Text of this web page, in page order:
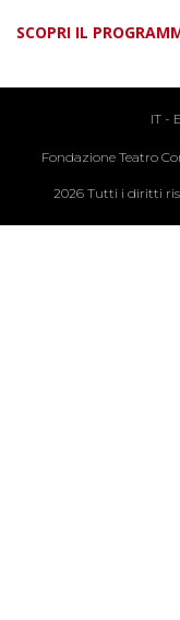
SCOPRI IL
IT-
Fondazione Teatro
2026 Tutti i diritti